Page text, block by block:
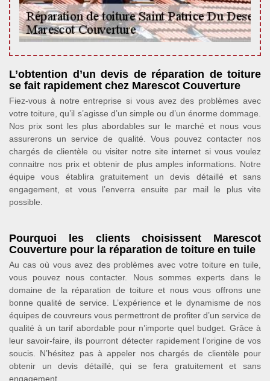
L’obtention d’un devis de réparation de toiture
se fait rapidement chez Marescot Couverture
Fiez-vous à notre entreprise si vous avez des problèmes avec
votre toiture, qu’il s’agisse d’un simple ou d’un énorme dommage.
Nos prix sont les plus abordables sur le marché et nous vous
assurerons un service de qualité. Vous pouvez contacter nos
chargés de clientèle ou visiter notre site internet si vous voulez
connaitre nos prix et obtenir de plus amples informations. Notre
équipe vous établira gratuitement un devis détaillé et sans
engagement, et vous l’enverra ensuite par mail le plus vite
possible.
Pourquoi les clients choisissent Marescot
Couverture pour la réparation de toiture en tuile
Au cas où vous avez des problèmes avec votre toiture en tuile,
vous pouvez nous contacter. Nous sommes experts dans le
domaine de la réparation de toiture et nous vous offrons une
bonne qualité de service. L’expérience et le dynamisme de nos
équipes de couvreurs vous permettront de profiter d’un service de
qualité à un tarif abordable pour n’importe quel budget. Grâce à
leur savoir-faire, ils pourront détecter rapidement l’origine de vos
soucis. N’hésitez pas à appeler nos chargés de clientèle pour
obtenir un devis détaillé, qui se fera gratuitement et sans
engagement.